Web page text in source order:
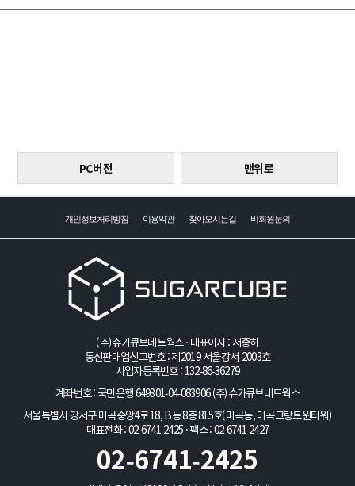
PC버전 맨위로
개인정보처리방침 이용약관 찾아오시는길 비회원문의
(주)슈가큐브네트웍스 · 대표이사 : 서중하
통신판매업신고번호 : 제2019-서울강서-2003호
사업자등록번호 : 132-86-36279
계좌번호 : 국민은행 649301-04-083906 (주)슈가큐브네트웍스
서울특별시 강서구 마곡중앙4로 18, B동 8층 815호(마곡동, 마곡그랑트윈타워)
대표전화 : 02-6741-2425 · 팩스 : 02-6741-2427
02-6741-2425